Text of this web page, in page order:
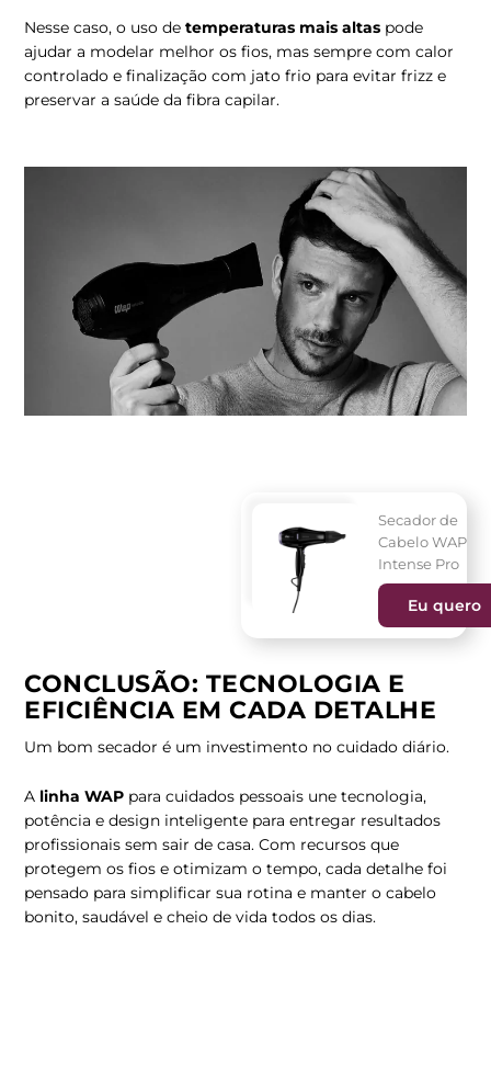
Nesse caso, o uso de temperaturas mais altas pode
ajudar a modelar melhor os fios, mas sempre com calor
controlado e finalização com jato frio para evitar frizz e
preservar a saúde da fibra capilar.
Secador de
Cabelo WAP
Intense Pro
Eu quero
CONCLUSÃO: TECNOLOGIA E
EFICIÊNCIA EM CADA DETALHE
Um bom secador é um investimento no cuidado diário.
A linha WAP para cuidados pessoais une tecnologia,
potência e design inteligente para entregar resultados
profissionais sem sair de casa. Com recursos que
protegem os fios e otimizam o tempo, cada detalhe foi
pensado para simplificar sua rotina e manter o cabelo
bonito, saudável e cheio de vida todos os dias.